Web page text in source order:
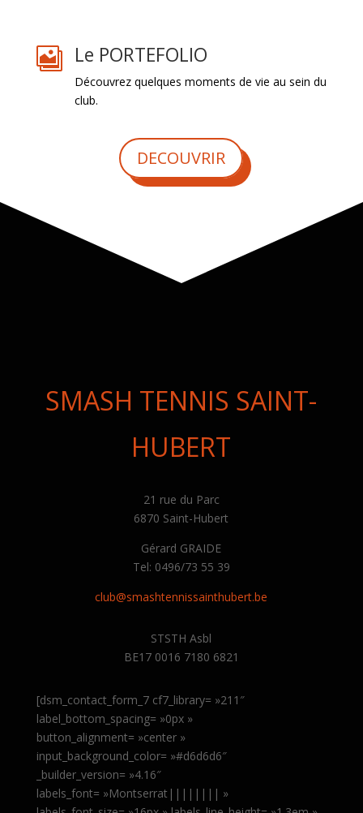
 Le PORTEFOLIO
Découvrez quelques moments de vie au sein du
club.
DECOUVRIR
SMASH TENNIS SAINT-
HUBERT
21 rue du Parc
6870 Saint-Hubert
Gérard GRAIDE
Tel: 0496/73 55 39
club@smashtennissainthubert.be
STSTH Asbl
BE17 0016 7180 6821
[dsm_contact_form_7 cf7_library= »211″
label_bottom_spacing= »0px »
button_alignment= »center »
input_background_color= »#d6d6d6″
_builder_version= »4.16″
labels_font= »Montserrat|||||||| »